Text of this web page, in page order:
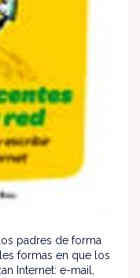
padres de forma
formas en que los
Internet: e-mail,